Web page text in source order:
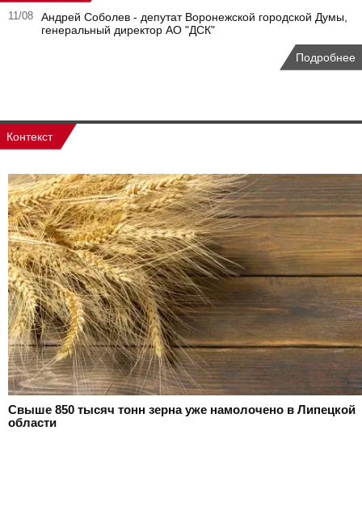
11/08
Андрей Соболев - депутат Воронежской городской Думы,
генеральный директор АО "ДСК"
Подробнее
Контекст
Свыше 850 тысяч тонн зерна уже намолочено в Липецкой
области